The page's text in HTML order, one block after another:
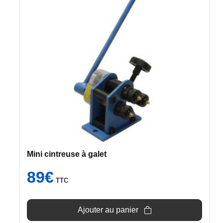
Mini cintreuse à galet
89€ TTC
Ajouter au panier